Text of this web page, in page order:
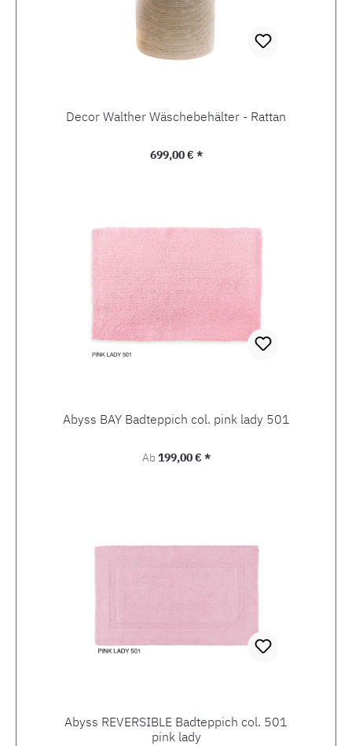
Decor Walther Wäschebehälter - Rattan
Regulärer Preis:
699,00 € *
Abyss BAY Badteppich col. pink lady 501
Regulärer Preis:
Ab199,00 € *
Abyss REVERSIBLE Badteppich col. 501
pink lady